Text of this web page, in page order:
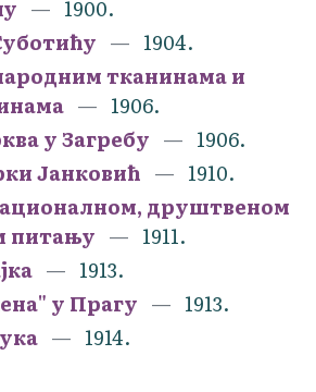
1900.
1904.
тканинама и
1906.
у Загребу
1906.
Јанковић
1910.
друштвеном
питању
1911.
1913.
у Прагу
1913.
1914.